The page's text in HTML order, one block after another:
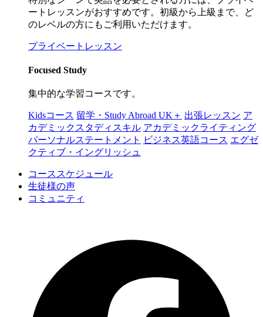
ートレッスンがおすすめです。初級から上級まで、ど
のレベルの方にもご利用いただけます。
プライベートレッスン
Focused Study
集中的な学習コースです。
Kidsコース 留学・Study Abroad UK＋ 出張レッスン ア
カデミックスタディスキル アカデミックライティング
パーソナルステートメント
ビジネス英語コース エグゼ
クティブ・イングリッシュ
コーススケジュール
生徒様の声
コミュニティ